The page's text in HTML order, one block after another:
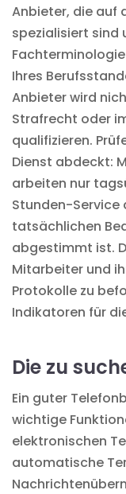
Anbieter, die auf
spezialisiert sind
Ihres
Anbieter wird
Strafrecht oder
qualifizieren.
Dienst abdeckt:
arbeiten nur
Stunden-Service
tatsächlichen
abgestimmt ist.
Mitarbeiter und
Protokolle zu
Indikatoren für
Die zu
Ein guter
wichtige
elektronischen
automatische